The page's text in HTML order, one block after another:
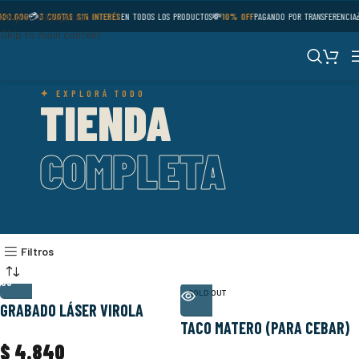
Skip to navigation
Skip to main content
💳3 CUOTAS SIN INTERÉSEN TODOS LOS PRODUCTOS💸10% OFFPAGANDO POR TRANSFERENCIA
✦ EXPLORÁ TODO
TIENDA
COMPLETA
Filtros
GRABADO LÁSER VIROLA
$ 4.840
SOLD OUT
TACO MATERO (PARA CEBAR)